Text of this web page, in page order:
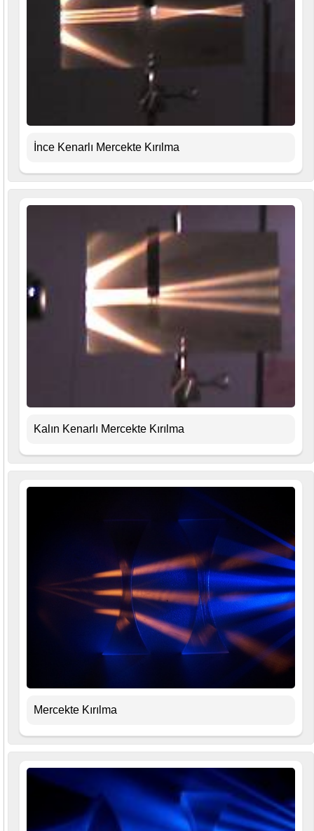
İnce Kenarlı Mercekte Kırılma
Kalın Kenarlı Mercekte Kırılma
Mercekte Kırılma